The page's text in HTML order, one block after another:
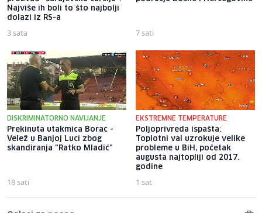
Najviše ih boli to što najbolji
dolazi iz RS-a
3 sata 7 sati
DISKRIMINATORNO NAVIJANJE
Prekinuta utakmica Borac -
Velež u Banjoj Luci zbog
skandiranja "Ratko Mladić"
18 sati
EKSTREMNE TEMPERATURE
Poljoprivreda ispašta:
Toplotni val uzrokuje velike
probleme u BiH, početak
augusta najtopliji od 2017.
godine
1 sat